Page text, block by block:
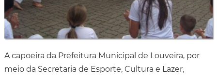
A capoeira da Prefeitura Municipal de Louveira, por
meio da Secretaria de Esporte, Cultura e Lazer,